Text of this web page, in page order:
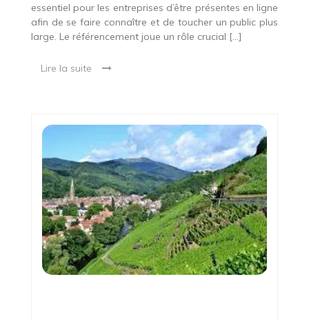
essentiel pour les entreprises d’être présentes en ligne
afin de se faire connaître et de toucher un public plus
large. Le référencement joue un rôle crucial […]
Lire la suite